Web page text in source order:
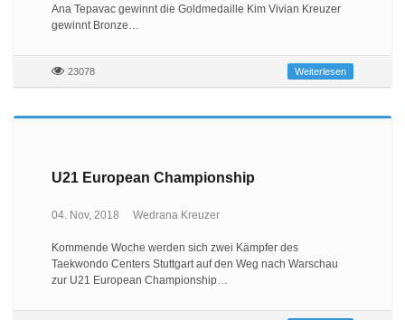
Ana Tepavac gewinnt die Goldmedaille Kim Vivian Kreuzer
gewinnt Bronze…
23078 Weiterlesen
U21 European Championship
04. Nov, 2018 Wedrana Kreuzer
Kommende Woche werden sich zwei Kämpfer des
Taekwondo Centers Stuttgart auf den Weg nach Warschau
zur U21 European Championship…